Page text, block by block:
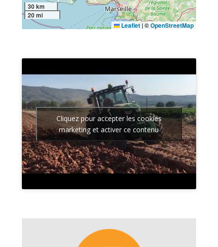
30 km
20 mi
Leaflet |©OpenStreetMap
Cliquez pour accepter les cookies
marketing et activer ce contenu